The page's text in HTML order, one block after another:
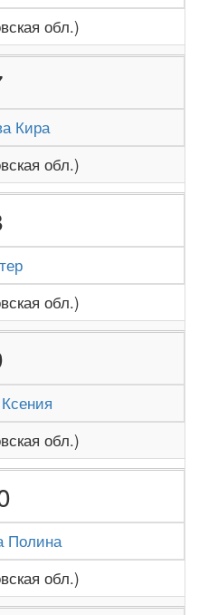
обл.)
Кира
обл.)
обл.)
обл.)
Полина
обл.)